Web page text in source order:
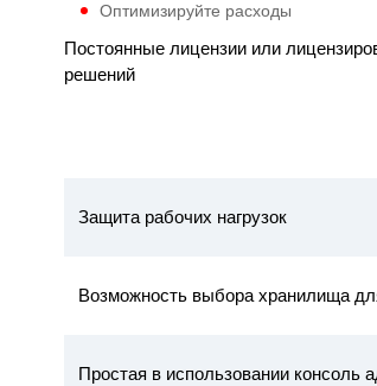
Оптимизируйте расходы
Постоянные лицензии или
решений
Защита рабочих нагрузок
Возможность выбора хранилища
Простая в использовании консоль